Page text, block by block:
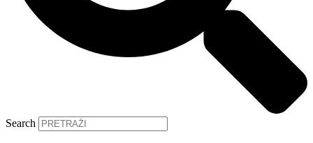
Search